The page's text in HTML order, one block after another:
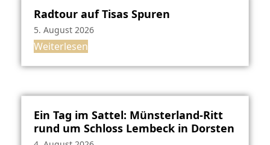
Radtour auf Tisas Spuren
5. August 2026
Weiterlesen
Ein Tag im Sattel: Münsterland-Ritt
rund um Schloss Lembeck in Dorsten